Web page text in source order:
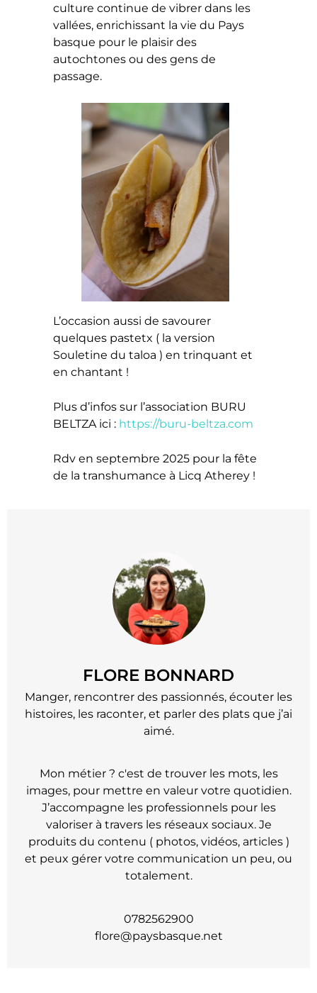
FLORE BONNARD
Manger, rencontrer des passionnés, écouter les
histoires, les raconter, et parler des plats que j’ai
aimé.
Mon métier ? c'est de trouver les mots, les
images, pour mettre en valeur votre quotidien.
J’accompagne les professionnels pour les
valoriser à travers les réseaux sociaux. Je
produits du contenu ( photos, vidéos, articles )
et peux gérer votre communication un peu, ou
totalement.
0782562900
flore@paysbasque.net
culture continue de vibrer dans les
vallées, enrichissant la vie du Pays
basque pour le plaisir des
autochtones ou des gens de
passage.
L’occasion aussi de savourer
quelques pastetx ( la version
Souletine du taloa ) en trinquant et
en chantant !
Plus d’infos sur l’association BURU
BELTZA ici :https://buru-beltza.com
Rdv en septembre 2025 pour la fête
de la transhumance à Licq Atherey !